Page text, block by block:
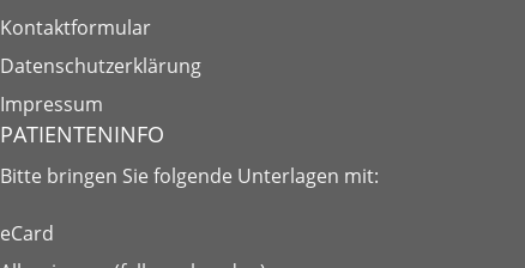
Kontaktformular
Datenschutzerklärung
Impressum
PATIENTENINFO
Bitte bringen Sie folgende Unterlagen mit:
eCard